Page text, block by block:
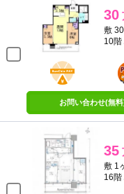
30
敷
10階
BunChinPAY
お問い合わせ(無料
35
敷 1
16階